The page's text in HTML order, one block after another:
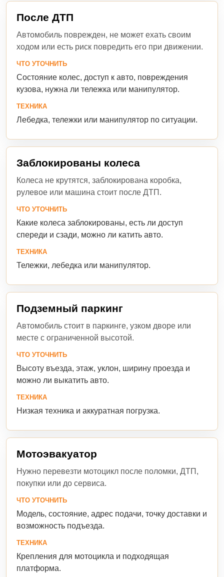
После ДТП
Автомобиль поврежден, не может ехать своим
ходом или есть риск повредить его при движении.
ЧТО УТОЧНИТЬ
Состояние колес, доступ к авто, повреждения
кузова, нужна ли тележка или манипулятор.
ТЕХНИКА
Лебедка, тележки или манипулятор по ситуации.
Заблокированы колеса
Колеса не крутятся, заблокирована коробка,
рулевое или машина стоит после ДТП.
ЧТО УТОЧНИТЬ
Какие колеса заблокированы, есть ли доступ
спереди и сзади, можно ли катить авто.
ТЕХНИКА
Тележки, лебедка или манипулятор.
Подземный паркинг
Автомобиль стоит в паркинге, узком дворе или
месте с ограниченной высотой.
ЧТО УТОЧНИТЬ
Высоту въезда, этаж, уклон, ширину проезда и
можно ли выкатить авто.
ТЕХНИКА
Низкая техника и аккуратная погрузка.
Мотоэвакуатор
Нужно перевезти мотоцикл после поломки, ДТП,
покупки или до сервиса.
ЧТО УТОЧНИТЬ
Модель, состояние, адрес подачи, точку доставки и
возможность подъезда.
ТЕХНИКА
Крепления для мотоцикла и подходящая
платформа.